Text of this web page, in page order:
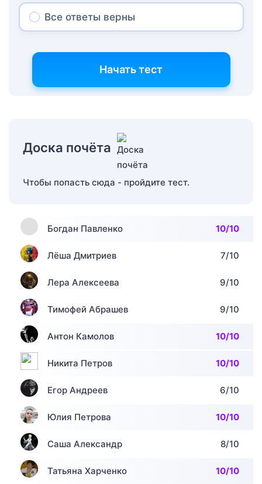
Все ответы верны
Начать тест
Доска почёта
Чтобы попасть сюда - пройдите тест.
Богдан Павленко 10/10
Лёша Дмитриев 7/10
Лера Алексеева 9/10
Тимофей Абрашев 9/10
Антон Камолов 10/10
Никита Петров 10/10
Егор Андреев 6/10
Юлия Петрова 10/10
Саша Александр 8/10
Татьяна Харченко 10/10